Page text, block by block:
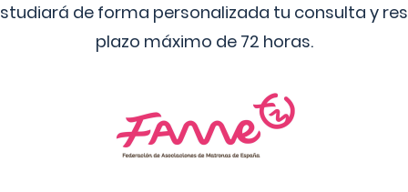
de forma personalizada tu consulta y
plazo máximo de 72 horas.